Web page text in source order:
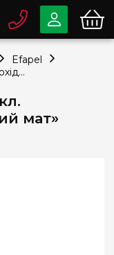
мат»
33-63-07
79-78
Telegram
Efapel
Вимикач Quadro 45 1-кл. прохідний 1-мод. «Білий мат» Efapel 45070 SBM